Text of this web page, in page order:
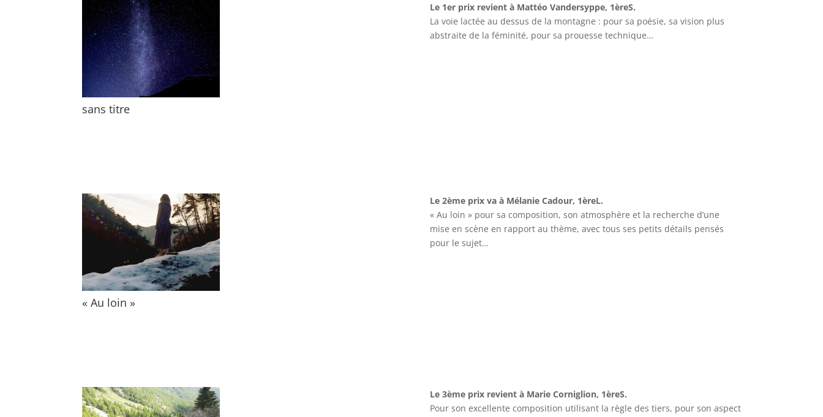
sans titre
Le 1er prix revient à Mattéo Vandersyppe, 1èreS.
La voie lactée au dessus de la montagne : pour sa poésie, sa vision plus
abstraite de la féminité, pour sa prouesse technique…
« Au loin »
Le 2ème prix va à Mélanie Cadour, 1èreL.
« Au loin » pour sa composition, son atmosphère et la recherche d’une
mise en scène en rapport au thème, avec tous ses petits détails pensés
pour le sujet…
Le 3ème prix revient à Marie Corniglion, 1èreS.
Pour son excellente composition utilisant la règle des tiers, pour son aspect